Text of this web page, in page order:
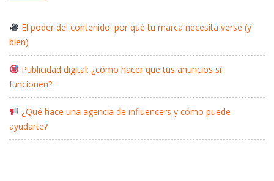
El poder del contenido: por qué tu marca necesita verse (y
bien)
Publicidad digital: ¿cómo hacer que tus anuncios sí
funcionen?
¿Qué hace una agencia de influencers y cómo puede
ayudarte?